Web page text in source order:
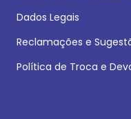
Dados Legais
Reclamações e
Política de Troca e